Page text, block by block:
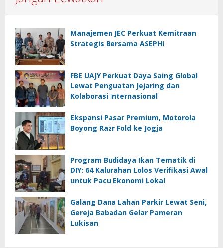
Manajemen JEC Perkuat Kemitraan
Strategis Bersama ASEPHI
FBE UAJY Perkuat Daya Saing Global
Lewat Penguatan Jejaring dan
Kolaborasi Internasional
Ekspansi Pasar Premium, Motorola
Boyong Razr Fold ke Jogja
Program Budidaya Ikan Tematik di
DIY: 64 Kalurahan Lolos Verifikasi Awal
untuk Pacu Ekonomi Lokal
Galang Dana Lahan Parkir Lewat Seni,
Gereja Babadan Gelar Pameran
Lukisan